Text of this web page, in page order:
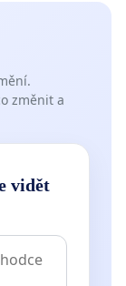
změnit a
vidět